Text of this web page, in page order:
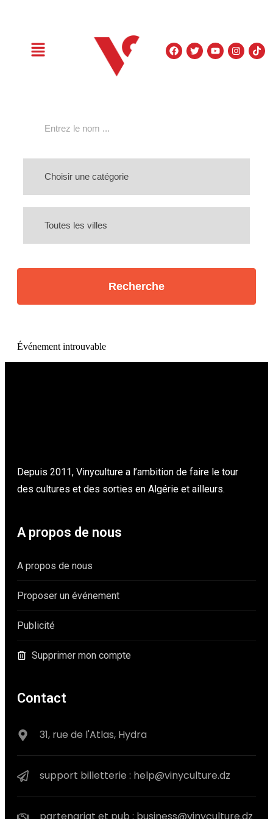
Événement introuvable
Depuis 2011, Vinyculture a l’ambition de faire le tour
des cultures et des sorties en Algérie et ailleurs.
A propos de nous
A propos de nous
Proposer un événement
Publicité
Supprimer mon compte
Contact
31, rue de l'Atlas, Hydra
support billetterie : help@vinyculture.dz